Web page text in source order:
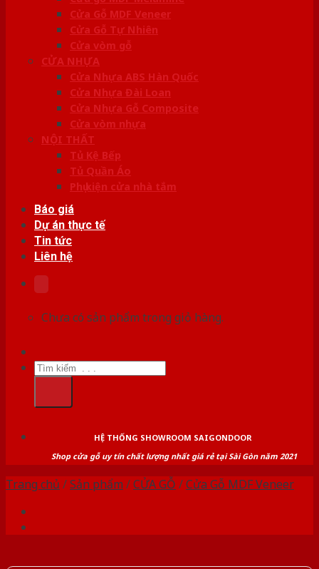
Cửa Gỗ MDF Veneer
Cửa Gỗ Tự Nhiên
Cửa vòm gỗ
CỬA NHỰA
Cửa Nhựa ABS Hàn Quốc
Cửa Nhựa Đài Loan
Cửa Nhựa Gỗ Composite
Cửa vòm nhựa
NỘI THẤT
Tủ Kệ Bếp
Tủ Quần Áo
Phụ kiện cửa nhà tắm
Báo giá
Dự án thực tế
Tin tức
Liên hệ
Chưa có sản phẩm trong giỏ hàng.
Tìm
kiếm:
HỆ THỐNG SHOWROOM SAIGONDOOR
Shop cửa gỗ uy tín chất lượng nhất giá rẻ tại Sài Gòn năm 2021
Trang chủ /Sản phẩm /CỬA GỖ /Cửa Gỗ MDF Veneer